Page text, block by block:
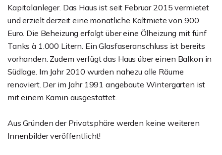
Kapitalanleger. Das Haus ist seit Februar 2015 vermietet
und erzielt derzeit eine monatliche Kaltmiete von 900
Euro. Die Beheizung erfolgt über eine Ölheizung mit fünf
Tanks à 1.000 Litern. Ein Glasfaseranschluss ist bereits
vorhanden. Zudem verfügt das Haus über einen Balkon in
Südlage. Im Jahr 2010 wurden nahezu alle Räume
renoviert. Der im Jahr 1991 angebaute Wintergarten ist
mit einem Kamin ausgestattet.
Aus Gründen der Privatsphäre werden keine weiteren
Innenbilder veröffentlicht!